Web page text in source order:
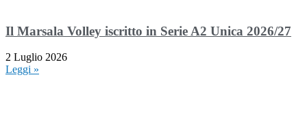
Il Marsala Volley iscritto in Serie A2 Unica 2026/27
2 Luglio 2026
Leggi »